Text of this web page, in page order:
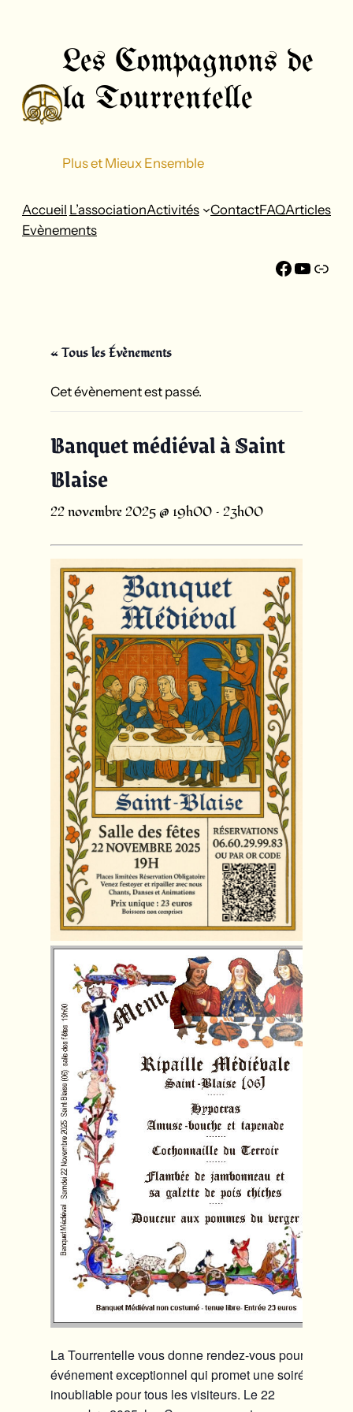
Les Compagnons de
la Tourrentelle
Plus et Mieux Ensemble
Accueil L’associationActivités ContactFAQArticles
Evènements
« Tous les Évènements
Cet évènement est passé.
Banquet médiéval à Saint
Blaise
22 novembre 2025 @ 19h00– 23h00
La Tourrentelle vous donne rendez-vous pour un
événement exceptionnel qui promet une soirée
inoubliable pour tous les visiteurs. Le 22